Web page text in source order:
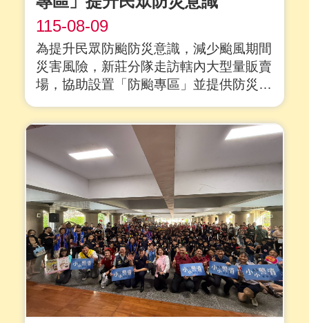
115-08-09
為提升民眾防颱防災意識，減少颱風期間
災害風險，新莊分隊走訪轄內大型量販賣
場，協助設置「防颱專區」並提供防災宣
颱準備，保護自身與家人安全。 新莊分
隊指出，隨著颱風季節來臨，氣候變化多
端、極端天氣頻繁，民眾不可掉以輕心。
此次特別與小北百貨及全聯等賣場合作，
在人流....詳全文